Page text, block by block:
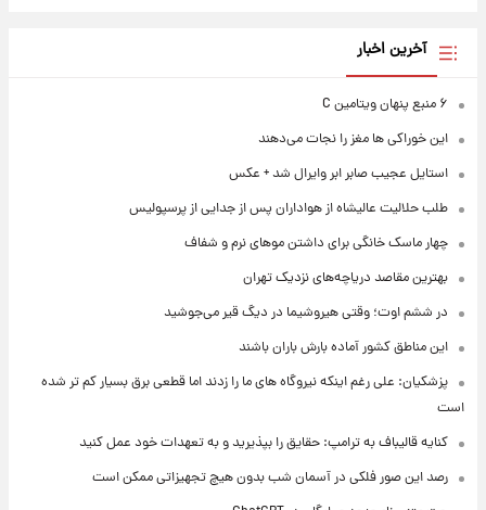
آخرین اخبار
۶ منبع پنهان ویتامین C
این خوراکی ها مغز را نجات می‌دهند
استایل عجیب صابر ابر وایرال شد + عکس
طلب حلالیت عالیشاه از هواداران پس از جدایی از پرسپولیس
چهار ماسک خانگی برای داشتن موهای نرم و شفاف
بهترین مقاصد دریاچه‌های نزدیک تهران
در ششم اوت؛ وقتی هیروشیما در دیگ قیر می‌جوشید
این مناطق کشور آماده بارش باران باشند
پزشکیان: علی رغم اینکه نیروگاه های ما را زدند اما قطعی برق بسیار کم تر شده
است
کنایه قالیباف به ترامپ: حقایق را بپذیرید و به تعهدات خود عمل کنید
رصد این صور فلکی در آسمان شب بدون هیچ تجهیزاتی ممکن است